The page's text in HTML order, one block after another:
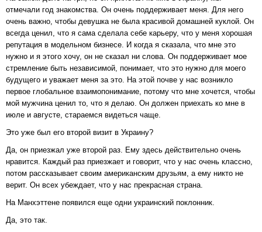
отмечали год знакомства. Он очень поддерживает меня. Для него
очень важно, чтобы девушка не была красивой домашней куклой. Он
всегда ценил, что я сама сделала себе карьеру, что у меня хорошая
репутация в модельном бизнесе. И когда я сказала, что мне это
нужно и я этого хочу, он не сказал ни слова. Он поддерживает мое
стремление быть независимой, понимает, что это нужно для моего
будущего и уважает меня за это. На этой почве у нас возникло
первое глобальное взаимопонимание, потому что мне хочется, чтобы
мой мужчина ценил то, что я делаю. Он должен приехать ко мне в
июле и августе, стараемся видеться чаще.
Это уже был его второй визит в Украину?
Да, он приезжал уже второй раз. Ему здесь действительно очень
нравится. Каждый раз приезжает и говорит, что у нас очень классно,
потом рассказывает своим американским друзьям, а ему никто не
верит. Он всех убеждает, что у нас прекрасная страна.
На Манхэттене появился еще одни украинский поклонник.
Да, это так.